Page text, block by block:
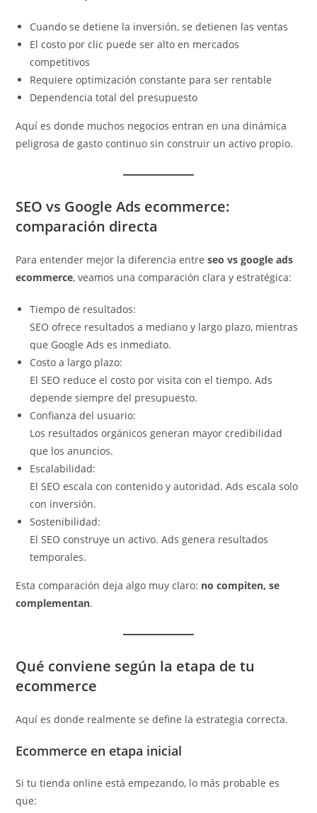
Cuando se detiene la inversión, se detienen las ventas
El costo por clic puede ser alto en mercados
competitivos
Requiere optimización constante para ser rentable
Dependencia total del presupuesto
Aquí es donde muchos negocios entran en una dinámica
peligrosa de gasto continuo sin construir un activo propio.
SEO vs Google Ads ecommerce:
comparación directa
Para entender mejor la diferencia entreseo vs google ads
ecommerce, veamos una comparación clara y estratégica:
Tiempo de resultados:
SEO ofrece resultados a mediano y largo plazo, mientras
que Google Ads es inmediato.
Costo a largo plazo:
El SEO reduce el costo por visita con el tiempo. Ads
depende siempre del presupuesto.
Confianza del usuario:
Los resultados orgánicos generan mayor credibilidad
que los anuncios.
Escalabilidad:
El SEO escala con contenido y autoridad. Ads escala solo
con inversión.
Sostenibilidad:
El SEO construye un activo. Ads genera resultados
temporales.
Esta comparación deja algo muy claro: no compiten, se
complementan.
Qué conviene según la etapa de tu
ecommerce
Aquí es donde realmente se define la estrategia correcta.
Ecommerce en etapa inicial
Si tu tienda online está empezando, lo más probable es
que: